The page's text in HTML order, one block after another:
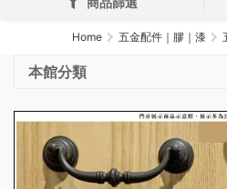
Home 五金配件｜膠｜漆
本館分類